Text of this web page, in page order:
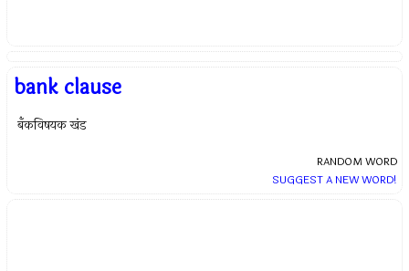
bank clause
बँकविषयक खंड
RANDOM WORD
SUGGEST A NEW WORD!